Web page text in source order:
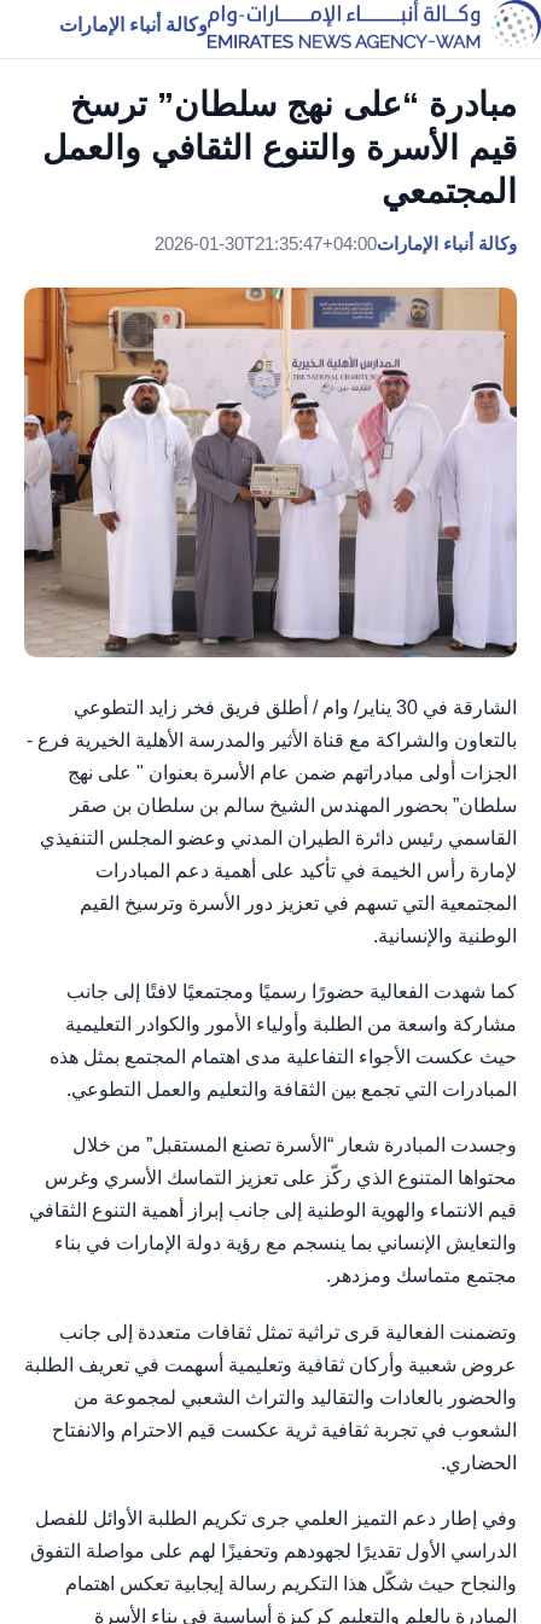
وكالة أنباء الإمارات
مبادرة “على نهج سلطان” ترسخ
قيم الأسرة والتنوع الثقافي والعمل
المجتمعي
وكالة أنباء الإمارات2026-01-30T21:35:47+04:00
الشارقة في 30 يناير/ وام / أطلق فريق فخر زايد التطوعي
بالتعاون والشراكة مع قناة الأثير والمدرسة الأهلية الخيرية فرع -
الجزات أولى مبادراتهم ضمن عام الأسرة بعنوان " على نهج
سلطان” بحضور المهندس الشيخ سالم بن سلطان بن صقر
القاسمي رئيس دائرة الطيران المدني وعضو المجلس التنفيذي
لإمارة رأس الخيمة في تأكيد على أهمية دعم المبادرات
المجتمعية التي تسهم في تعزيز دور الأسرة وترسيخ القيم
الوطنية والإنسانية.
كما شهدت الفعالية حضورًا رسميًا ومجتمعيًا لافتًا إلى جانب
مشاركة واسعة من الطلبة وأولياء الأمور والكوادر التعليمية
حيث عكست الأجواء التفاعلية مدى اهتمام المجتمع بمثل هذه
المبادرات التي تجمع بين الثقافة والتعليم والعمل التطوعي.
وجسدت المبادرة شعار “الأسرة تصنع المستقبل” من خلال
محتواها المتنوع الذي ركّز على تعزيز التماسك الأسري وغرس
قيم الانتماء والهوية الوطنية إلى جانب إبراز أهمية التنوع الثقافي
والتعايش الإنساني بما ينسجم مع رؤية دولة الإمارات في بناء
مجتمع متماسك ومزدهر.
وتضمنت الفعالية قرى تراثية تمثل ثقافات متعددة إلى جانب
عروض شعبية وأركان ثقافية وتعليمية أسهمت في تعريف الطلبة
والحضور بالعادات والتقاليد والتراث الشعبي لمجموعة من
الشعوب في تجربة ثقافية ثرية عكست قيم الاحترام والانفتاح
الحضاري.
وفي إطار دعم التميز العلمي جرى تكريم الطلبة الأوائل للفصل
الدراسي الأول تقديرًا لجهودهم وتحفيزًا لهم على مواصلة التفوق
والنجاح حيث شكّل هذا التكريم رسالة إيجابية تعكس اهتمام
المبادرة بالعلم والتعليم كركيزة أساسية في بناء الأسرة